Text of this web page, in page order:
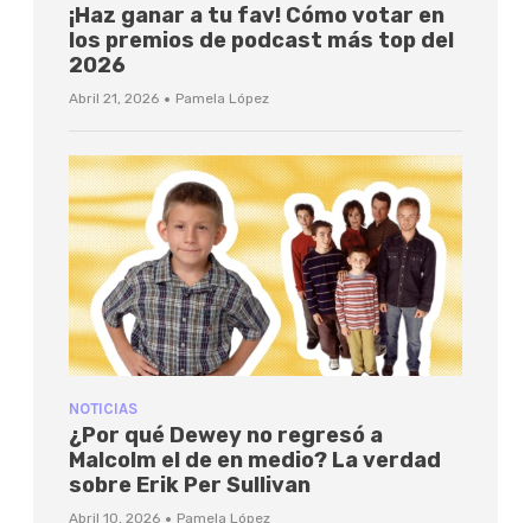
¡Haz ganar a tu fav! Cómo votar en
los premios de podcast más top del
2026
Abril 21, 2026 · Pamela López
NOTICIAS
¿Por qué Dewey no regresó a
Malcolm el de en medio? La verdad
sobre Erik Per Sullivan
Abril 10, 2026 Pamela López